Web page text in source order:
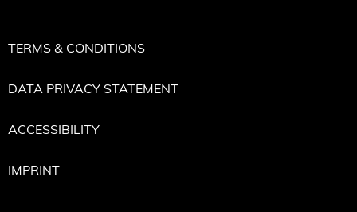
TERMS & CONDITIONS
DATA PRIVACY STATEMENT
ACCESSIBILITY
IMPRINT